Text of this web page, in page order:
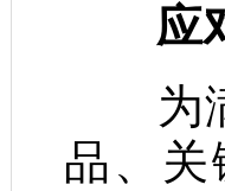
应
为满
品、